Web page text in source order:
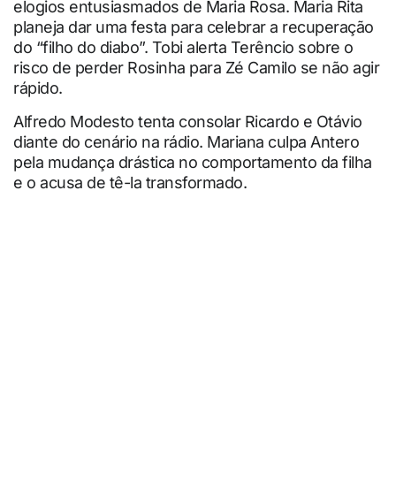
elogios entusiasmados de Maria Rosa. Maria Rita
planeja dar uma festa para celebrar a recuperação
do “filho do diabo”. Tobi alerta Terêncio sobre o
risco de perder Rosinha para Zé Camilo se não agir
rápido.
Alfredo Modesto tenta consolar Ricardo e Otávio
diante do cenário na rádio. Mariana culpa Antero
pela mudança drástica no comportamento da filha
e o acusa de tê-la transformado.